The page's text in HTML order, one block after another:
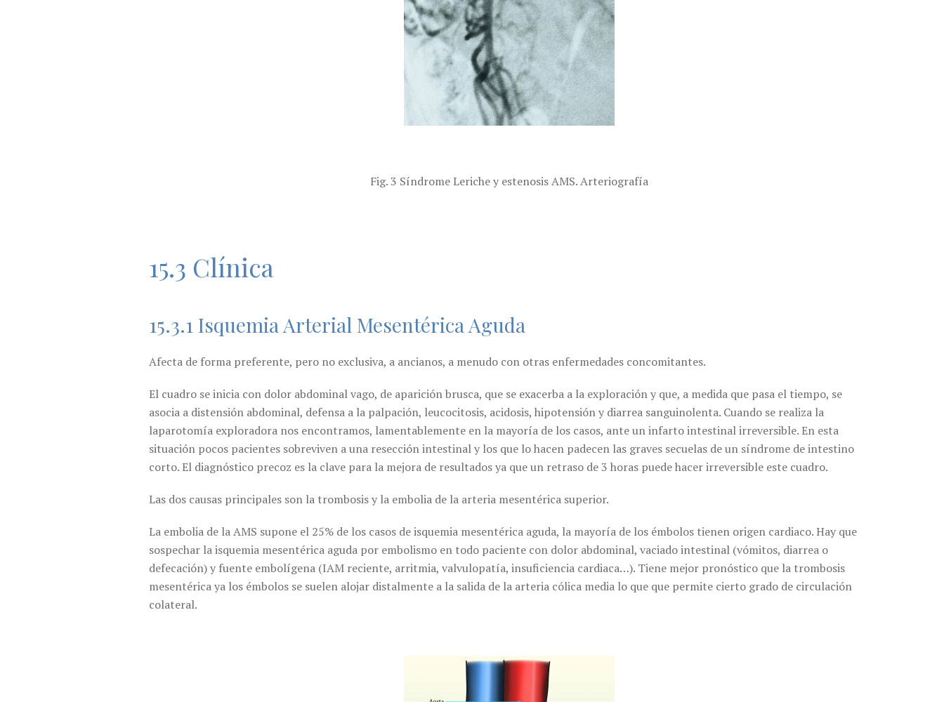
Fig. 3 Síndrome Leriche y estenosis AMS. Arteriografía
15.3 Clínica
15.3.1 Isquemia Arterial Mesentérica Aguda
Afecta de forma preferente, pero no exclusiva, a ancianos, a menudo con otras enfermedades concomitantes.
El cuadro se inicia con dolor abdominal vago, de aparición brusca, que se exacerba a la exploración y que, a medida que pasa el tiempo, se
asocia a distensión abdominal, defensa a la palpación, leucocitosis, acidosis, hipotensión y diarrea sanguinolenta. Cuando se realiza la
laparotomía exploradora nos encontramos, lamentablemente en la mayoría de los casos, ante un infarto intestinal irreversible. En esta
situación pocos pacientes sobreviven a una resección intestinal y los que lo hacen padecen las graves secuelas de un síndrome de intestino
corto. El diagnóstico precoz es la clave para la mejora de resultados ya que un retraso de 3 horas puede hacer irreversible este cuadro.
Las dos causas principales son la trombosis y la embolia de la arteria mesentérica superior.
La embolia de la AMS supone el 25% de los casos de isquemia mesentérica aguda, la mayoría de los émbolos tienen origen cardiaco. Hay que
sospechar la isquemia mesentérica aguda por embolismo en todo paciente con dolor abdominal, vaciado intestinal (vómitos, diarrea o
defecación) y fuente embolígena (IAM reciente, arritmia, valvulopatía, insuficiencia cardiaca…). Tiene mejor pronóstico que la trombosis
mesentérica ya los émbolos se suelen alojar distalmente a la salida de la arteria cólica media lo que que permite cierto grado de circulación
colateral.